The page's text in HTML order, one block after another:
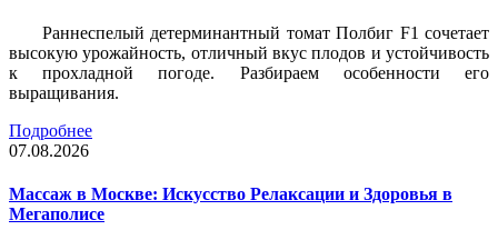
Раннеспелый детерминантный томат Полбиг F1 сочетает
высокую урожайность, отличный вкус плодов и устойчивость
к прохладной погоде. Разбираем особенности его
выращивания.
Подробнее
07.08.2026
Массаж в Москве: Искусство Релаксации и Здоровья в
Мегаполисе